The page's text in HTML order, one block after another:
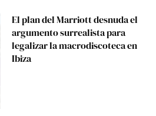
El plan del Marriott desnuda el
argumento surrealista para
legalizar la macrodiscoteca en
Ibiza